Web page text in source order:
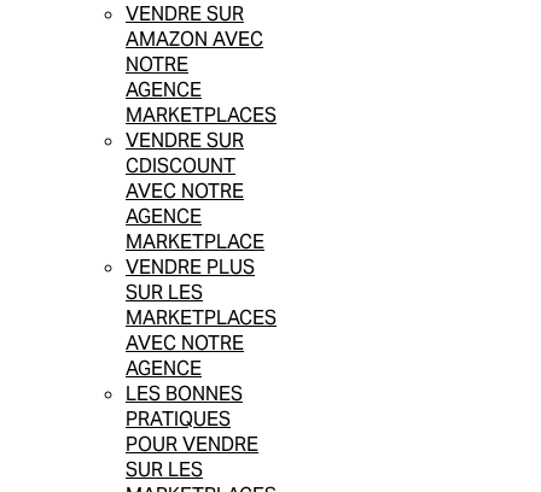
VENDRE SUR
AMAZON AVEC
NOTRE
AGENCE
MARKETPLACES
VENDRE SUR
CDISCOUNT
AVEC NOTRE
AGENCE
MARKETPLACE
VENDRE PLUS
SUR LES
MARKETPLACES
AVEC NOTRE
AGENCE
LES BONNES
PRATIQUES
POUR VENDRE
SUR LES